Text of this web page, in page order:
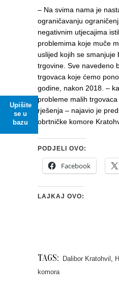
Upišite
se u
bazu
– Na svima nama je
ograničavanju
negativnim utjecajima
problemima koje muče
uslijed kojih se smanjuje
trgovine. Sve navedeno
trgovaca koje ćemo
godine, nakon 2018. –
probleme malih
rješenja – najavio je
obrtničke komore
PODJELI OVO:
Facebook
LAJKAJ OVO:
TAGS: Dalibor Kratohvil
komora